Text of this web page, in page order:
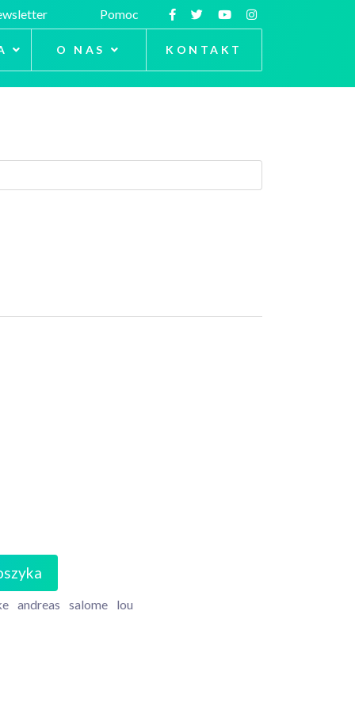
Pomoc
O NAS KONTAKT
andreas salome lou